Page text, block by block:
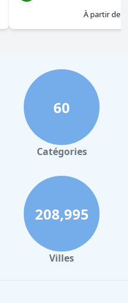
À partir de
60
Catégories
208,995
Villes